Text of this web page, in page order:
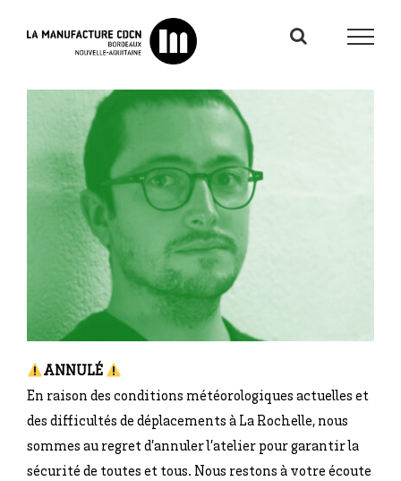
ANNULÉ
En raison des conditions météorologiques actuelles et
des difficultés de déplacements à La Rochelle, nous
sommes au regret d’annuler l’atelier pour garantir la
sécurité de toutes et tous. Nous restons à votre écoute